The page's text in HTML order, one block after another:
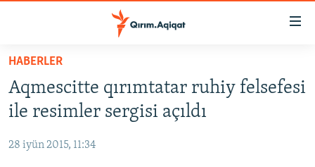
Esas
qaytmaq
Baş
qaytmaq
SİYASET
CEMİYET
HABERLER
Aqmescitte qırımtatar ruhiy felsefesi
ile resimler sergisi açıldı
28 iyün 2015, 11:34